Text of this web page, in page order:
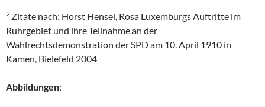
2 Zitate nach: Horst Hensel, Rosa Luxemburgs Auftritte im
Ruhrgebiet und ihre Teilnahme an der
Wahlrechtsdemonstration der SPD am 10. April 1910 in
Kamen, Bielefeld 2004
Abbildungen: